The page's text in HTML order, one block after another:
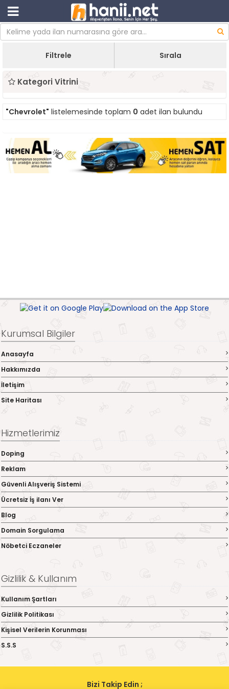
Filtrele Sırala
Kategori Vitrini
"Chevrolet" listelemesinde toplam 0 adet ilan bulundu
Kurumsal Bilgiler
Anasayfa
Hakkımızda
İletişim
Site Haritası
Hizmetlerimiz
Doping
Reklam
Güvenli Alışveriş Sistemi
Ücretsiz İş ilanı Ver
Blog
Domain Sorgulama
Nöbetci Eczaneler
Gizlilik & Kullanım
Kullanım Şartları
Gizlilik Politikası
Kişisel Verilerin Korunması
S.S.S
Bizi Takip Edin ;